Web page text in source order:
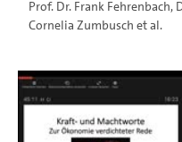
Prof. Dr. Frank Fehrenbach,
Cornelia Zumbusch et al.